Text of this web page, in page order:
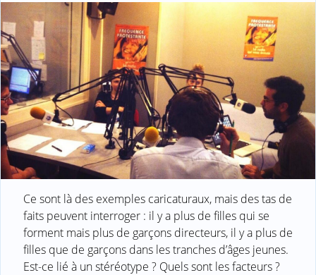
Ce sont là des exemples caricaturaux, mais des tas de
faits peuvent interroger : il y a plus de filles qui se
forment mais plus de garçons directeurs, il y a plus de
filles que de garçons dans les tranches d’âges jeunes.
Est-ce lié à un stéréotype ? Quels sont les facteurs ?